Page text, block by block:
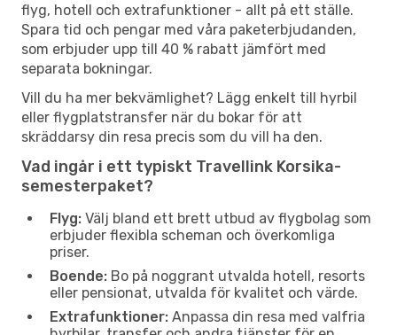
flyg, hotell och extrafunktioner - allt på ett ställe.
Spara tid och pengar med våra paketerbjudanden,
som erbjuder upp till 40 % rabatt jämfört med
separata bokningar.
Vill du ha mer bekvämlighet? Lägg enkelt till hyrbil
eller flygplatstransfer när du bokar för att
skräddarsy din resa precis som du vill ha den.
Vad ingår i ett typiskt Travellink Korsika-
semesterpaket?
Flyg: Välj bland ett brett utbud av flygbolag som
erbjuder flexibla scheman och överkomliga
priser.
Boende: Bo på noggrant utvalda hotell, resorts
eller pensionat, utvalda för kvalitet och värde.
Extrafunktioner: Anpassa din resa med valfria